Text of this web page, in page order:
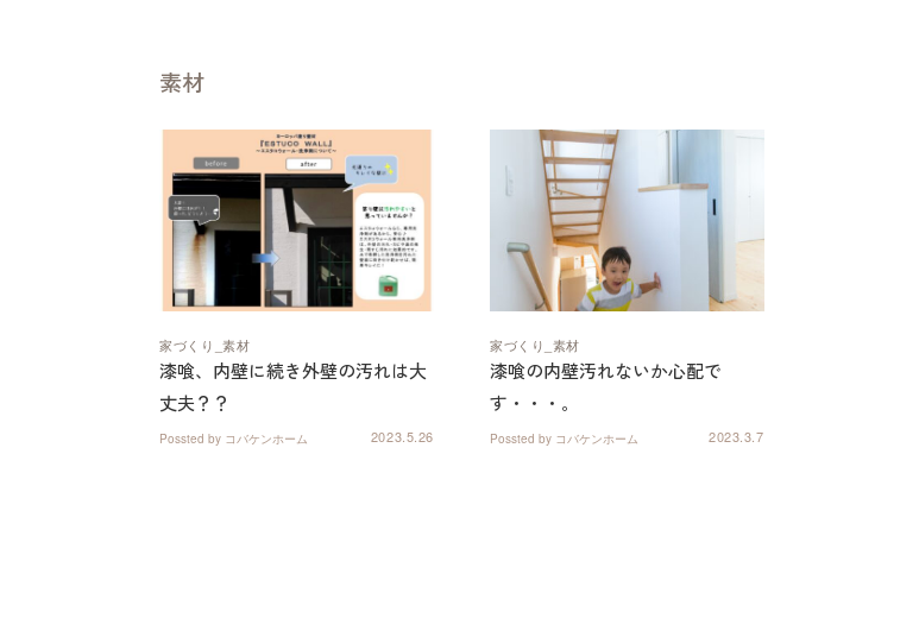
素材
家づくり 素材
漆喰、内壁に続き外壁の汚れは大
丈夫？？
Possted by コバケンホーム 2023.5.26
家づくり 素材
漆喰の内壁汚れないか心配で
す・・・。
Possted by コバケンホーム 2023.3.7